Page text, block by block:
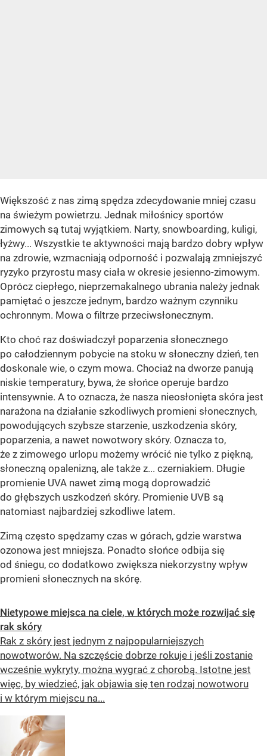
Większość z nas zimą spędza zdecydowanie mniej czasu
na świeżym powietrzu. Jednak miłośnicy sportów
zimowych są tutaj wyjątkiem. Narty, snowboarding, kuligi,
łyżwy... Wszystkie te aktywności mają bardzo dobry wpływ
na zdrowie, wzmacniają odporność i pozwalają zmniejszyć
ryzyko przyrostu masy ciała w okresie jesienno-zimowym.
Oprócz ciepłego, nieprzemakalnego ubrania należy jednak
pamiętać o jeszcze jednym, bardzo ważnym czynniku
ochronnym. Mowa o filtrze przeciwsłonecznym.
Kto choć raz doświadczył poparzenia słonecznego
po całodziennym pobycie na stoku w słoneczny dzień, ten
doskonale wie, o czym mowa. Chociaż na dworze panują
niskie temperatury, bywa, że słońce operuje bardzo
intensywnie. A to oznacza, że nasza nieosłonięta skóra jest
narażona na działanie szkodliwych promieni słonecznych,
powodujących szybsze starzenie, uszkodzenia skóry,
poparzenia, a nawet nowotwory skóry. Oznacza to,
że z zimowego urlopu możemy wrócić nie tylko z piękną,
słoneczną opalenizną, ale także z... czerniakiem. Długie
promienie UVA nawet zimą mogą doprowadzić
do głębszych uszkodzeń skóry. Promienie UVB są
natomiast najbardziej szkodliwe latem.
Zimą często spędzamy czas w górach, gdzie warstwa
ozonowa jest mniejsza. Ponadto słońce odbija się
od śniegu, co dodatkowo zwiększa niekorzystny wpływ
promieni słonecznych na skórę.
Nietypowe miejsca na ciele, w których może rozwijać się
rak skóry
Rak z skóry jest jednym z najpopularniejszych
nowotworów. Na szczęście dobrze rokuje i jeśli zostanie
wcześnie wykryty, można wygrać z chorobą. Istotne jest
więc, by wiedzieć, jak objawia się ten rodzaj nowotworu
i w którym miejscu na...